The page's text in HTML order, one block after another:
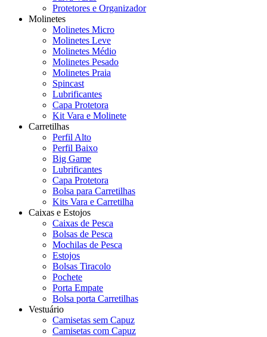
Protetores e Organizador
Molinetes
Molinetes Micro
Molinetes Leve
Molinetes Médio
Molinetes Pesado
Molinetes Praia
Spincast
Lubrificantes
Capa Protetora
Kit Vara e Molinete
Carretilhas
Perfil Alto
Perfil Baixo
Big Game
Lubrificantes
Capa Protetora
Bolsa para Carretilhas
Kits Vara e Carretilha
Caixas e Estojos
Caixas de Pesca
Bolsas de Pesca
Mochilas de Pesca
Estojos
Bolsas Tiracolo
Pochete
Porta Empate
Bolsa porta Carretilhas
Vestuário
Camisetas sem Capuz
Camisetas com Capuz